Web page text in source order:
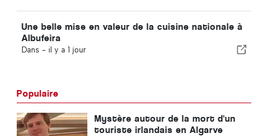
Une belle mise en valeur de la cuisine nationale à
Albufeira
Dans - il y a 1 jour
Populaire
Mystère autour de la mort d'un
touriste irlandais en Algarve